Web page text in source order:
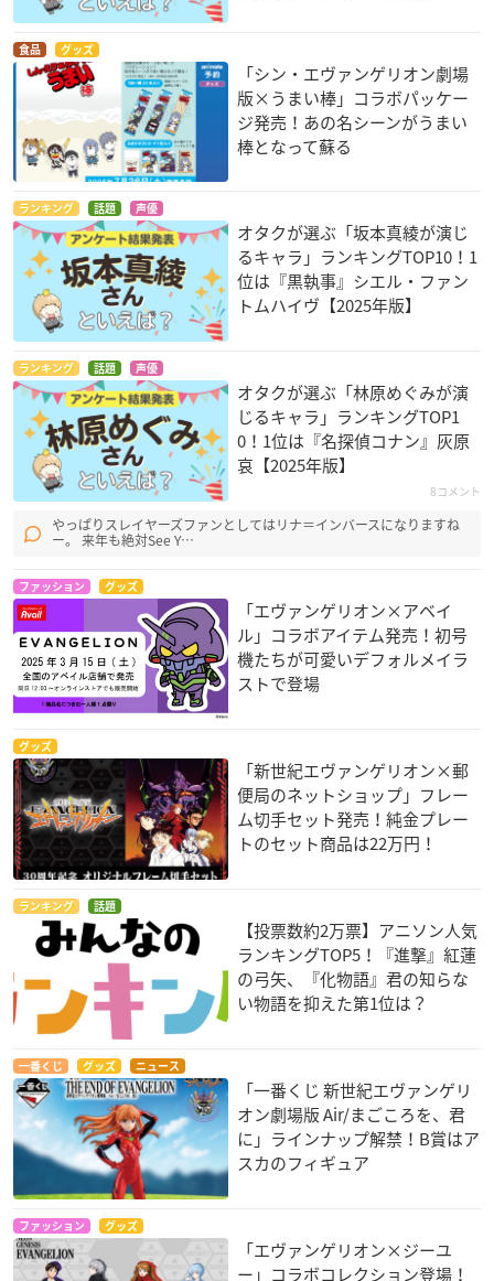
食品 グッズ
「シン・エヴァンゲリオン劇場
版×うまい棒」コラボパッケー
ジ発売！あの名シーンがうまい
棒となって蘇る
ランキング 話題 声優
オタクが選ぶ「坂本真綾が演じ
るキャラ」ランキングTOP10！1
位は『黒執事』シエル・ファン
トムハイヴ【2025年版】
ランキング 話題 声優
オタクが選ぶ「林原めぐみが演
じるキャラ」ランキングTOP1
0！1位は『名探偵コナン』灰原
哀【2025年版】
8コメント
やっぱりスレイヤーズファンとしてはリナ＝インバースになりますね
ー。 来年も絶対See Y…
ファッション グッズ
「エヴァンゲリオン×アベイ
ル」コラボアイテム発売！初号
機たちが可愛いデフォルメイラ
ストで登場
グッズ
「新世紀エヴァンゲリオン×郵
便局のネットショップ」フレー
ム切手セット発売！純金プレー
トのセット商品は22万円！
ランキング 話題
【投票数約2万票】アニソン人気
ランキングTOP5！『進撃』紅蓮
の弓矢、『化物語』君の知らな
い物語を抑えた第1位は？
一番くじ グッズ ニュース
「一番くじ 新世紀エヴァンゲリ
オン劇場版 Air/まごころを、君
に」ラインナップ解禁！B賞はア
スカのフィギュア
ファッション グッズ
「エヴァンゲリオン×ジーユ
ー」コラボコレクション登場！